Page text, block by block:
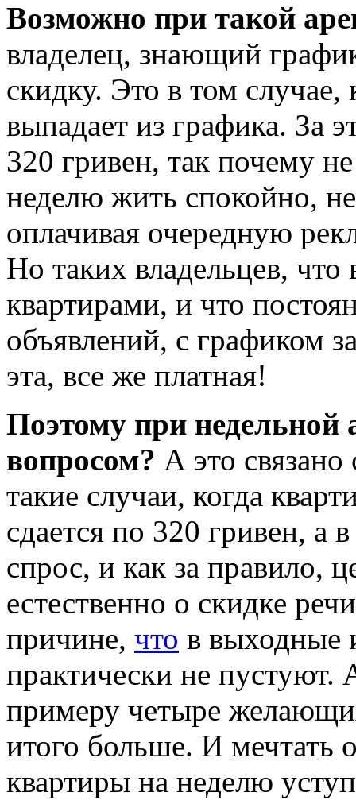
Возможно при такой
владелец, знающий
скидку. Это в том
выпадает из графика. За
320 гривен, так почему
неделю жить спокойно,
оплачивая очередную
Но таких владельцев,
квартирами, и что
объявлений, с графиком
эта, все же платная!
Поэтому при недельной
вопросом? А это
такие случаи, когда
сдается по 320 гривен,
спрос, и как за правило,
естественно о скидке
причине, что в выходные
практически не пустуют.
примеру четыре
итого больше. И мечтать
квартиры на неделю